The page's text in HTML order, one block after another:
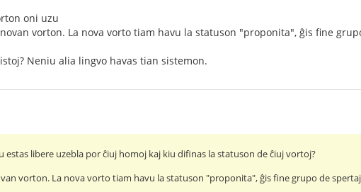
oni uzu
vorton. La nova vorto tiam havu la statuson "proponita", ĝis fine
Neniu alia lingvo havas tian sistemon.
libere uzebla por ĉiuj homoj kaj kiu difinas la statuson de ĉiuj vortoj?
vorton. La nova vorto tiam havu la statuson "proponita", ĝis fine grupo de